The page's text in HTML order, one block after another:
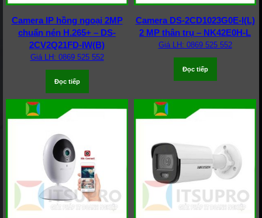
Camera IP hồng ngoại 2MP
chuẩn nén H.265+ – DS-
2CV2Q21FD-IW(B)
Giá LH: 0869 525 552
Đọc tiếp
Camera DS-2CD1023G0E-I(L)
2 MP thân trụ – NK42E0H-L
Giá LH: 0869 525 552
Đọc tiếp